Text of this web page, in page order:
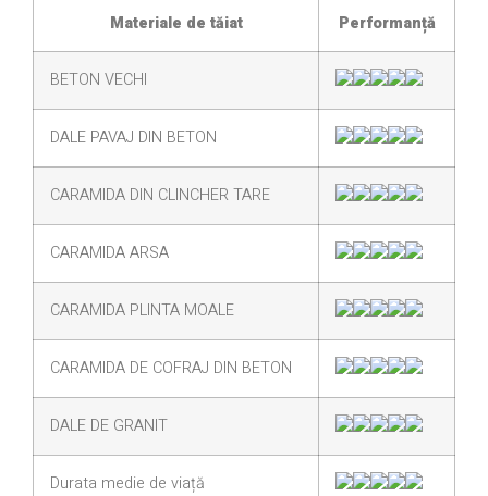
Materiale de tăiat Performanță
BETON VECHI
DALE PAVAJ DIN BETON
CARAMIDA DIN CLINCHER TARE
CARAMIDA ARSA
CARAMIDA PLINTA MOALE
CARAMIDA DE COFRAJ DIN BETON
DALE DE GRANIT
Durata medie de viață